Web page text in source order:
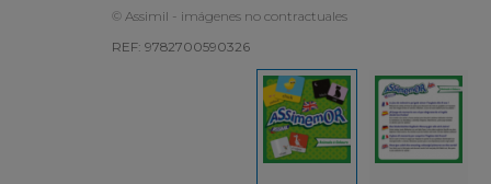
© Assimil - imágenes no contractuales
REF: 9782700590326